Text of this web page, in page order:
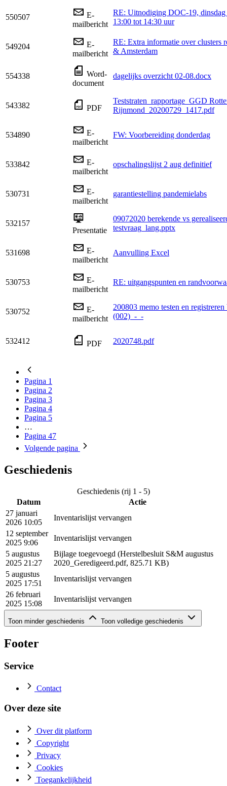
550507
E-
mailbericht
RE: Uitnodiging DOC-19,
13:00 tot 14:30 uur
549204
E-
mailbericht
RE: Extra informatie over clusters
& Amsterdam
554338
Word-
document
dagelijks overzicht 02-08.docx
543382 PDF
Teststraten_rapportage_GGD
Rijnmond_20200729_1417.pdf
534890
E-
mailbericht
FW: Voorbereiding donderdag
533842
E-
mailbericht
opschalingslijst 2 aug definitief
530731
E-
mailbericht
garantiestelling pandemielabs
532157
Presentatie
09072020 berekende vs
testvraag_lang.pptx
531698
E-
mailbericht
Aanvulling Excel
530753
E-
mailbericht
RE: uitgangspunten en
530752
E-
mailbericht
200803 memo testen en
(002)_-_-
532412 PDF 2020748.pdf
Pagina 1
Pagina 2
Pagina 3
Pagina 4
Pagina 5
…
Pagina 47
Volgende pagina
Geschiedenis
Geschiedenis (rij 1 - 5)
Datum
Actie
27 januari
2026 10:05
Inventarislijst vervangen
12 september
2025 9:06
Inventarislijst vervangen
5 augustus
2025 21:27
Bijlage toegevoegd (Herstelbesluit S&M augustus
2020_Geredigeerd.pdf, 825.71 KB)
5 augustus
2025 17:51
Inventarislijst vervangen
26 februari
2025 15:08
Inventarislijst vervangen
Geschiedenis (rij 6 - 6)
Datum
Actie
Toon minder geschiedenis Toon volledige geschiedenis
Footer
Service
Contact
Over deze site
Over dit platform
Copyright
Privacy
Cookies
Toegankelijkheid